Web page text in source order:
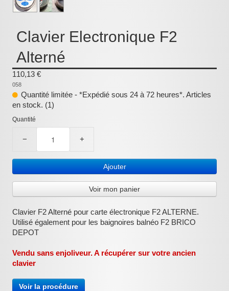
Clavier Electronique F2
Alterné
110,13 €
058
Quantité limitée - *Expédié sous 24 à 72 heures*. Articles
en stock. (1)
Quantité
− +
Ajouter
Voir mon panier
Clavier F2 Alterné pour carte électronique F2 ALTERNE.
Utilisé également pour les baignoires balnéo F2 BRICO
DEPOT
Vendu sans enjoliveur. A récupérer sur votre ancien
clavier
Voir la procédure